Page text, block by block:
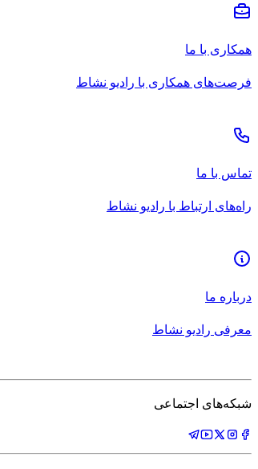
همکاری با ما
فرصت‌های همکاری با رادیو نشاط
تماس با ما
راه‌های ارتباط با رادیو نشاط
درباره ما
معرفی رادیو نشاط
شبکه‌های اجتماعی